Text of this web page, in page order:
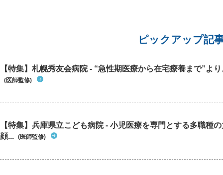
ピックアップ記
【特集】札幌秀友会病院 - “急性期医療から在宅療養まで”よ
(医師監修)
【特集】兵庫県立こども病院 - 小児医療を専門とする多職種
顔... (医師監修)